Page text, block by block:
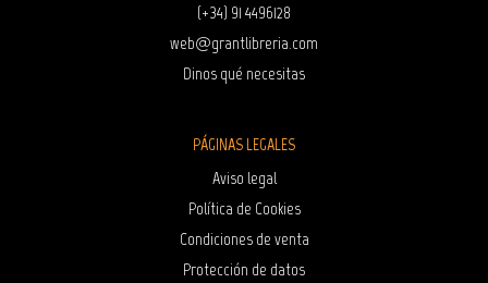
(+34) 91 4496128
web@grantlibreria.com
Dinos qué necesitas
PÁGINAS LEGALES
Aviso legal
Política de Cookies
Condiciones de venta
Protección de datos